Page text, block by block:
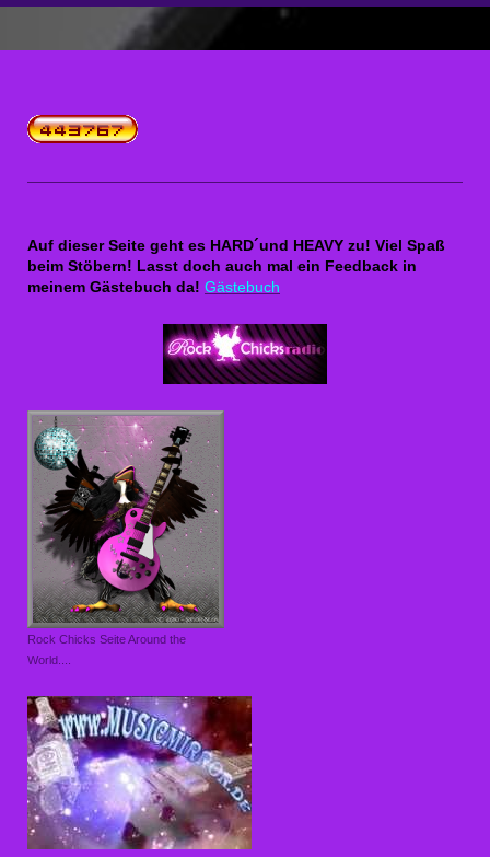
Auf dieser Seite geht es HARD´und HEAVY zu! Viel Spaß
beim Stöbern! Lasst doch auch mal ein Feedback in
meinem Gästebuch da! Gästebuch
Rock Chicks Seite Around the
World....